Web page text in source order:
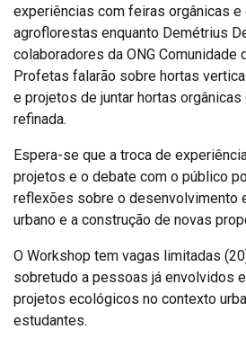
experiências com feiras orgânicas
agroflorestas enquanto Demétrius
colaboradores da ONG Comunidade
Profetas falarão sobre hortas
e projetos de juntar hortas orgânicas
refinada.
Espera-se que a troca de
projetos e o debate com o público
reflexões sobre o desenvolvimento
urbano e a construção de novas
O Workshop tem vagas limitadas
sobretudo a pessoas já envolvidos
projetos ecológicos no contexto
estudantes.